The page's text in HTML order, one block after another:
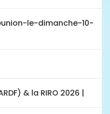
le-dimanche-10-
& la RIRO 2026 |